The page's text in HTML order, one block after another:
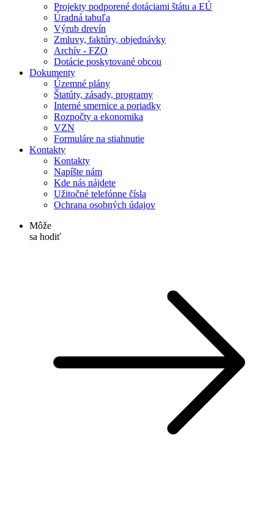
Projekty podporené dotáciami štátu a EÚ
Úradná tabuľa
Výrub drevín
Zmluvy, faktúry, objednávky
Archív - FZO
Dotácie poskytované obcou
Dokumenty
Územné plány
Štatúty, zásady, programy
Interné smernice a poriadky
Rozpočty a ekonomika
VZN
Formuláre na stiahnutie
Kontakty
Kontakty
Napíšte nám
Kde nás nájdete
Užitočné telefónne čísla
Ochrana osobných údajov
Môže
sa hodiť